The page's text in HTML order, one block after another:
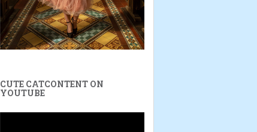
CUTE CATCONTENT ON
YOUTUBE